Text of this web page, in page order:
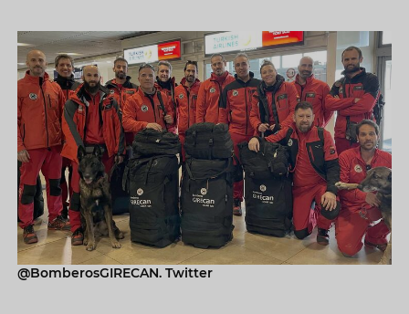
@BomberosGIRECAN. Twitter